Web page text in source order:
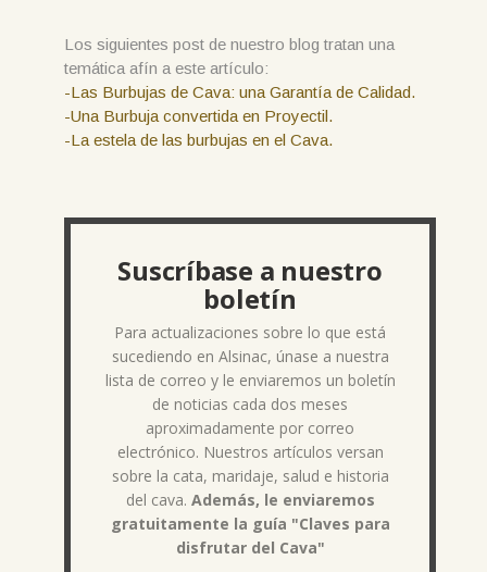
Los siguientes post de nuestro blog tratan una
temática afín a este artículo:
-Las Burbujas de Cava: una Garantía de Calidad.
-Una Burbuja convertida en Proyectil.
-La estela de las burbujas en el Cava.
Suscríbase a nuestro
boletín
Para actualizaciones sobre lo que está
sucediendo en Alsinac, únase a nuestra
lista de correo y le enviaremos un boletín
de noticias cada dos meses
aproximadamente por correo
electrónico. Nuestros artículos versan
sobre la cata, maridaje, salud e historia
del cava. Además, le enviaremos
gratuitamente la guía "Claves para
disfrutar del Cava"